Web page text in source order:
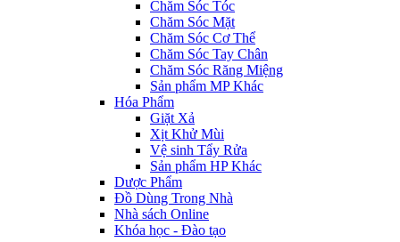
Chăm Sóc Tóc
Chăm Sóc Mặt
Chăm Sóc Cơ Thể
Chăm Sóc Tay Chân
Chăm Sóc Răng Miệng
Sản phẩm MP Khác
Hóa Phẩm
Giặt Xả
Xịt Khử Mùi
Vệ sinh Tẩy Rửa
Sản phẩm HP Khác
Dược Phẩm
Đồ Dùng Trong Nhà
Nhà sách Online
Khóa học - Đào tạo